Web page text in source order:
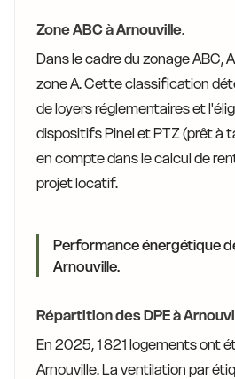
Zone ABC à Arnouville.
Dans le cadre du zonage ABC,
zone A. Cette classification
de loyers réglementaires et
dispositifs Pinel et PTZ (prêt à
en compte dans le calcul de
projet locatif.
Performance énergétique
Arnouville.
Répartition des DPE à
En 2025, 1 821 logements ont
Arnouville. La ventilation par